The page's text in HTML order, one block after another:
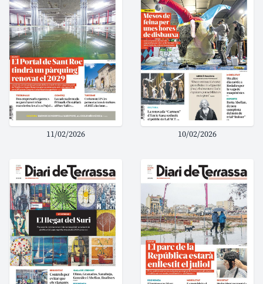
11/02/2026 10/02/2026